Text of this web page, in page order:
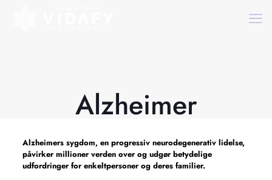
Alzheimer
Alzheimerssygdom, en progressiv neurodegenerativ lidelse,
påvirker millioner verden over og udgør betydelige
udfordringer for enkeltpersoner og deres familier.